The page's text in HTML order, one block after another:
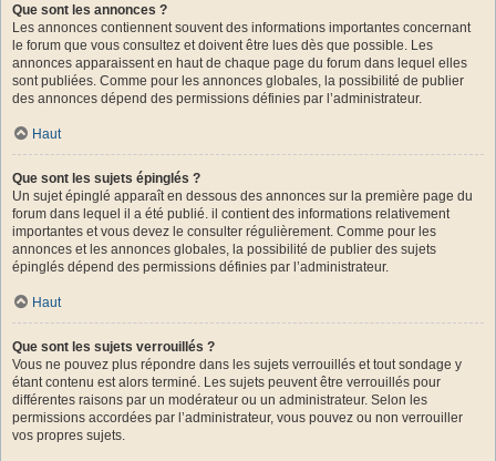
Que sont les annonces ?
Les annonces contiennent souvent des informations importantes concernant
le forum que vous consultez et doivent être lues dès que possible. Les
annonces apparaissent en haut de chaque page du forum dans lequel elles
sont publiées. Comme pour les annonces globales, la possibilité de publier
des annonces dépend des permissions définies par l’administrateur.
Haut
Que sont les sujets épinglés ?
Un sujet épinglé apparaît en dessous des annonces sur la première page du
forum dans lequel il a été publié. il contient des informations relativement
importantes et vous devez le consulter régulièrement. Comme pour les
annonces et les annonces globales, la possibilité de publier des sujets
épinglés dépend des permissions définies par l’administrateur.
Haut
Que sont les sujets verrouillés ?
Vous ne pouvez plus répondre dans les sujets verrouillés et tout sondage y
étant contenu est alors terminé. Les sujets peuvent être verrouillés pour
différentes raisons par un modérateur ou un administrateur. Selon les
permissions accordées par l’administrateur, vous pouvez ou non verrouiller
vos propres sujets.